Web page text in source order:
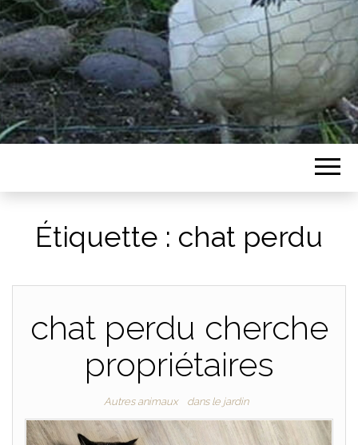
Étiquette : chat perdu
chat perdu cherche
propriétaires
Autres animaux dans le jardin